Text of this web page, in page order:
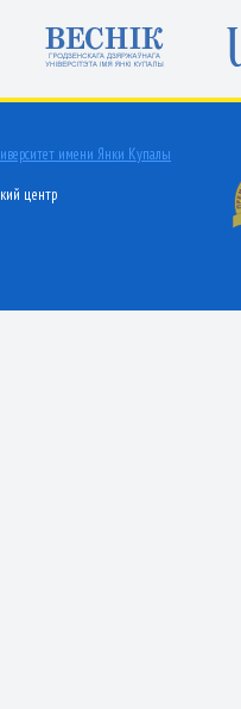
имени Янки Купалы
центр